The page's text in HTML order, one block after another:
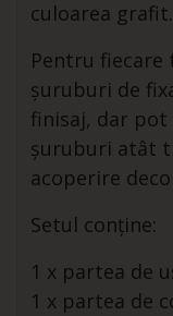
culoarea grafit.
Pentru fiecare
șuruburi de
finisaj, dar
șuruburi atât
acoperire
Setul conține:
1 x partea de
1 x partea de